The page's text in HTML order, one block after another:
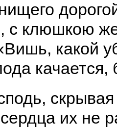
с клюшкою
какой
скрывая
их не